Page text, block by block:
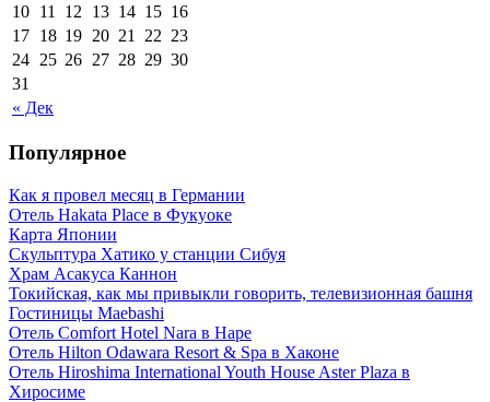
« Дек
10 11 12 13 14 15 16
17 18 19 20 21 22 23
24 25 26 27 28 29 30
31
Популярное
Как я провел месяц в Германии
Отель Hakata Place в Фукуоке
Карта Японии
Скульптура Хатико у станции Сибуя
Храм Асакуса Каннон
Токийская, как мы привыкли говорить, телевизионная башня
Гостиницы Maebashi
Отель Comfort Hotel Nara в Наре
Отель Hilton Odawara Resort & Spa в Хаконе
Отель Hiroshima International Youth House Aster Plaza в
Хиросиме